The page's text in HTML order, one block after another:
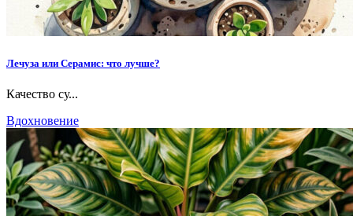
Лечуза или Серамис: что лучше?
Качество су...
Вдохновение